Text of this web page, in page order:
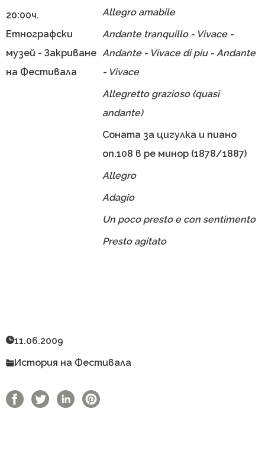
20:00ч.
Етнографски
музей - Закриване
на Фестивала
Allegro amabile
Andante tranquillo - Vivace -
Andante - Vivace di piu - Andante
- Vivace
Allegretto grazioso (quasi
andante)
Соната за цигулка и пиано
оп.108 в ре минор (1878/1887)
Allegro
Adagio
Un poco presto e con sentimento
Presto agitato
11.06.2009
История на Фестивала